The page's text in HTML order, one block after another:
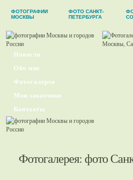
ФОТОГРАФИИ
МОСКВЫ
ФОТО САНКТ-
ПЕТЕРБУРГА
Новости
Обо мне
Фотогалерея
Мои заказчики
Контакты
Фотогалерея: фото